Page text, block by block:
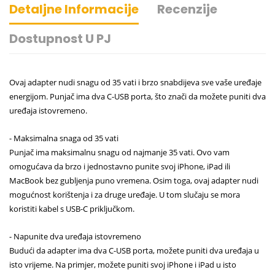
Detaljne Informacije
Recenzije
Dostupnost U PJ
Ovaj adapter nudi snagu od 35 vati i brzo snabdijeva sve vaše uređaje
energijom. Punjač ima dva C-USB porta, što znači da možete puniti dva
uređaja istovremeno.
- Maksimalna snaga od 35 vati
Punjač ima maksimalnu snagu od najmanje 35 vati. Ovo vam
omogućava da brzo i jednostavno punite svoj iPhone, iPad ili
MacBook bez gubljenja puno vremena. Osim toga, ovaj adapter nudi
mogućnost korištenja i za druge uređaje. U tom slučaju se mora
koristiti kabel s USB-C priključkom.
- Napunite dva uređaja istovremeno
Budući da adapter ima dva C-USB porta, možete puniti dva uređaja u
isto vrijeme. Na primjer, možete puniti svoj iPhone i iPad u isto